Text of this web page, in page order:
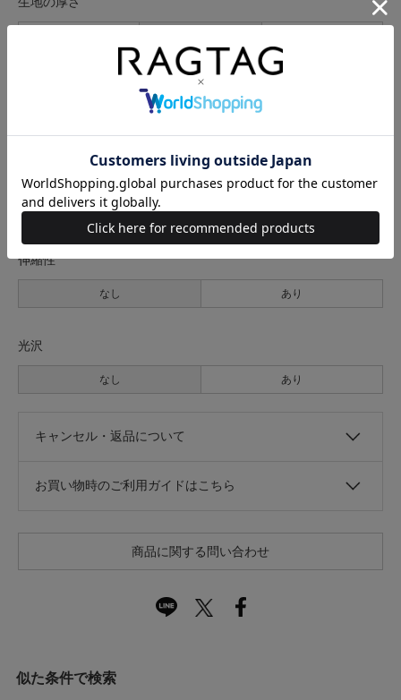
なし
伸縮性
なし あり
光沢
なし あり
キャンセル・返品について
お買い物時のご利用ガイドはこちら
商品に関する問い合わせ
似た条件で検索